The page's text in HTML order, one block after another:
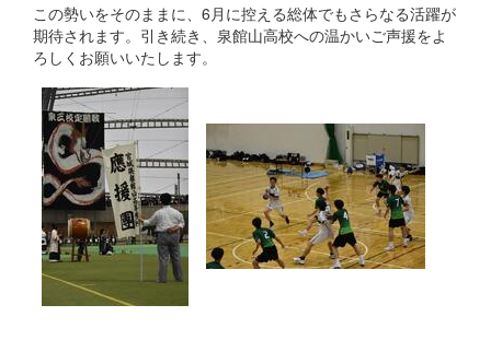
この勢いをそのままに、6月に控える総体でもさらなる活躍が
期待されます。引き続き、泉館山高校への温かいご声援をよ
ろしくお願いいたします。